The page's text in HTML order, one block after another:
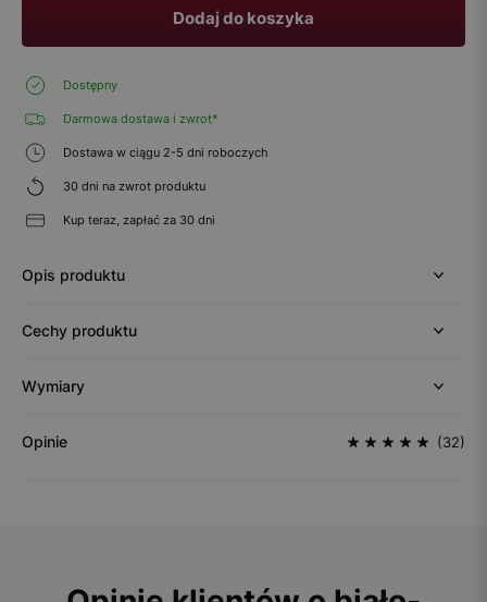
Dodaj do koszyka
Dostępny
Darmowa dostawa i zwrot*
Dostawa w ciągu 2-5 dni roboczych
30 dni na zwrot produktu
Kup teraz, zapłać za 30 dni
Opis produktu
Cechy produktu
Wymiary
Opinie (32)